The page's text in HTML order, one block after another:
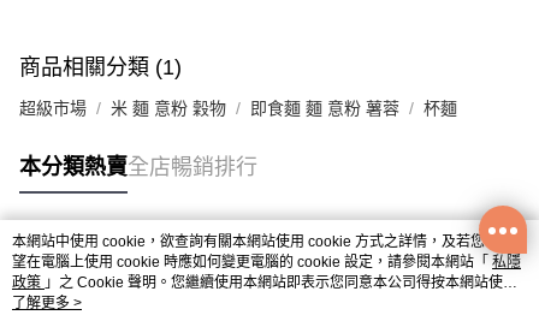
每筆HK$50.00，滿HK$200.00或以上免運費
UNY 門市自取
商品相關分類 (1)
超級市場 米 麵 意粉 穀物 即食麵 麵 意粉 薯蓉 杯麵
本分類熱賣全店暢銷排行
熱門標籤
熱銷排行
本網站中使用 cookie，欲查詢有關本網站使用 cookie 方式之詳情，及若您不希
望在電腦上使用 cookie 時應如何變更電腦的 cookie 設定，請參閱本網站「 私隱
政策 」之 Cookie 聲明。您繼續使用本網站即表示您同意本公司得按本網站使用
條款之 Cookie 聲明使用 cookie。
了解更多 >